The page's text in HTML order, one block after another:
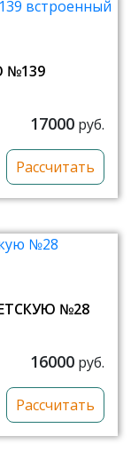
№139
17000 руб.
Рассчитать
№28
16000 руб.
Рассчитать